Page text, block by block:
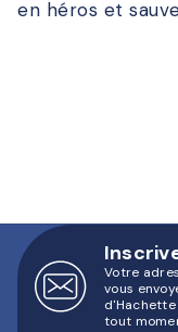
en héros et
Votre
vous
d'Hachette
tout